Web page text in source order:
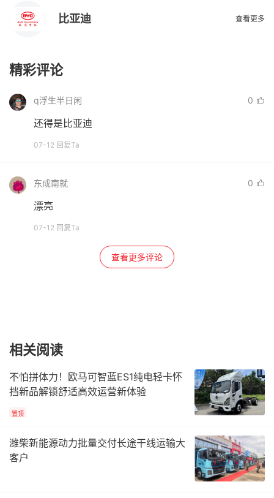
比亚迪 查看更多
精彩评论
q浮生半日闲 0
还得是比亚迪
07-12 回复Ta
东成南就 0
漂亮
07-12 回复Ta
查看更多评论
相关阅读
不怕拼体力！欧马可智蓝ES1纯电轻卡怀
挡新品解锁舒适高效运营新体验
置顶
潍柴新能源动力批量交付长途干线运输大
客户